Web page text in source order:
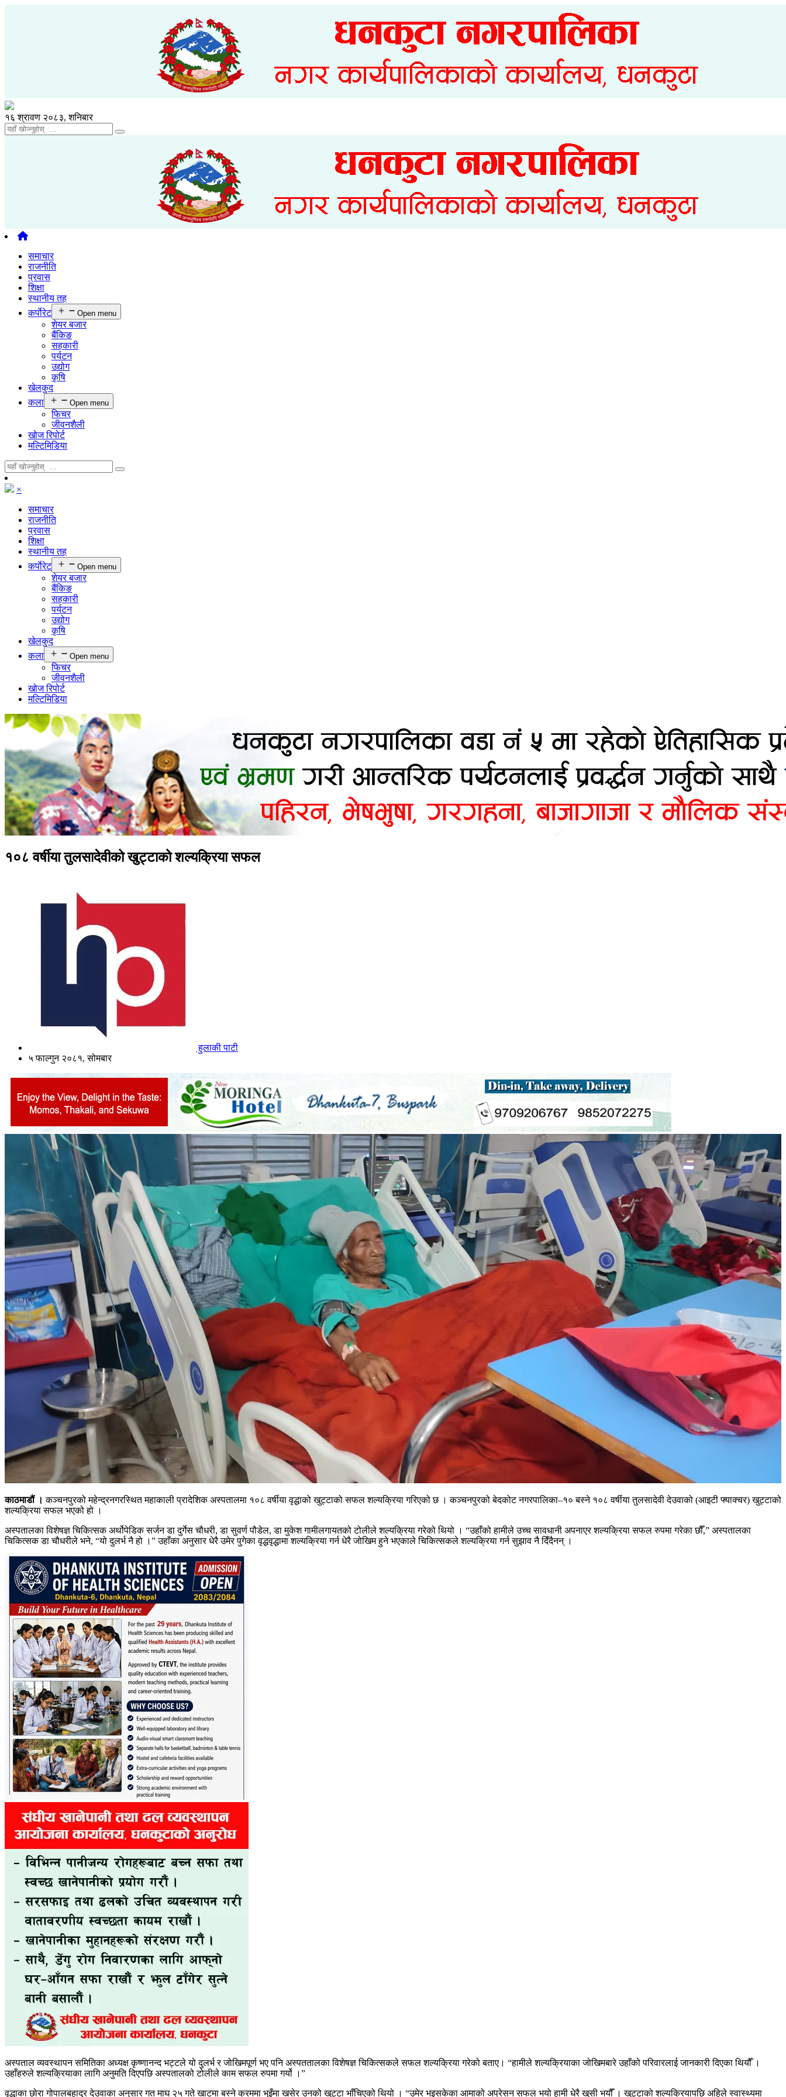
१६ श्रावण २०८३, शनिबार
समाचार
राजनीति
प्रवास
शिक्षा
स्थानीय तह
कर्पाेरेट
Open menu
शेयर बजार
बैंकिङ
सहकारी
पर्यटन
उद्योग
कृषि
खेलकुद
कला
Open menu
फिचर
जीवनशैली
खोज रिपोर्ट
मल्टिमिडिया
×
समाचार
राजनीति
प्रवास
शिक्षा
स्थानीय तह
कर्पाेरेट
Open menu
शेयर बजार
बैंकिङ
सहकारी
पर्यटन
उद्योग
कृषि
खेलकुद
कला
Open menu
फिचर
जीवनशैली
खोज रिपोर्ट
मल्टिमिडिया
१०८ वर्षीया तुलसादेवीको खुट्टाको शल्यक्रिया सफल
हुलाकी पाटी
५ फाल्गुन २०८१, सोमबार
काठमाडौं । कञ्चनपुरको महेन्द्रनगरस्थित महाकाली प्रादेशिक अस्पतालमा १०८ वर्षीया वृद्धाको खुट्टाको सफल शल्यक्रिया गरिएको छ । कञ्चनपुरको बेदकोट नगरपालिका–१० बस्ने १०८ वर्षीया तुलसादेवी देउवाको (आइटी फ्याक्चर) खुट्टाको
शल्यक्रिया सफल भएको हो ।
अस्पतालका विशेषज्ञ चिकित्सक अर्थोपेडिक सर्जन डा दुर्गेस चौधरी, डा सुवर्ण पौडेल, डा मुकेश गामीलगायतको टोलीले शल्यक्रिया गरेको थियो । “उहाँको हामीले उच्च सावधानी अपनाएर शल्यक्रिया सफल रुपमा गरेका छौँ,” अस्पतालका
चिकित्सक डा चौधरीले भने, “यो दुलर्भ नै हो ।” उहाँका अनुसार धेरै उमेर पुगेका वृद्धवृद्धामा शल्यक्रिया गर्न धेरै जोखिम हुने भएकाले चिकित्सकले शल्यक्रिया गर्न सुझाव नै दिँदैनन् ।
अस्पताल व्यवस्थापन समितिका अध्यक्ष कृष्णानन्द भट्टले यो दुलर्भ र जोखिमपूर्ण भए पनि अस्पततालका विशेषज्ञ चिकित्सकले सफल शल्यक्रिया गरेको बताए। “हामीले शल्यक्रियाका जोखिमबारे उहाँको परिवारलाई जानकारी दिएका थियौँ ।
उहाँहरुले शल्यक्रियाका लागि अनुमति दिएपछि अस्पतालको टोलीले काम सफल रुपमा गर्यो ।”
वृद्धाका छोरा गोपालबहादुर देउवाका अनुसार गत माघ २५ गते खाटमा बस्ने क्रममा भुइँमा खसेर उनको खुट्टा भाँचिएको थियो । “उमेर भइसकेका आमाको अप्रेसन सफल भयो हामी धेरै खुसी भयौँ । खुट्टाको शल्यक्रियापछि अहिले स्वास्थ्यमा